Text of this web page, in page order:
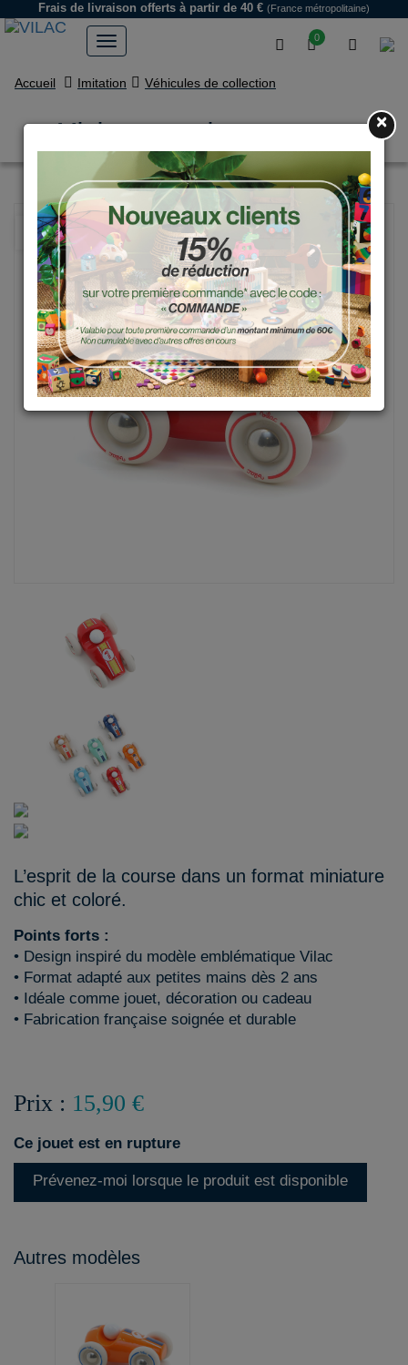
0
Frais de livraison offerts à partir de 40 € (France métropolitaine)
Accueil Imitation Véhicules de collection
Mini course vintage rouge
NOUVEAU
L’esprit de la course dans un format miniature
chic et coloré.
Points forts :
• Design inspiré du modèle emblématique Vilac
• Format adapté aux petites mains dès 2 ans
• Idéale comme jouet, décoration ou cadeau
• Fabrication française soignée et durable
Prix : 15,90 €
Ce jouet est en rupture
Prévenez-moi lorsque le produit est disponible
Autres modèles
×